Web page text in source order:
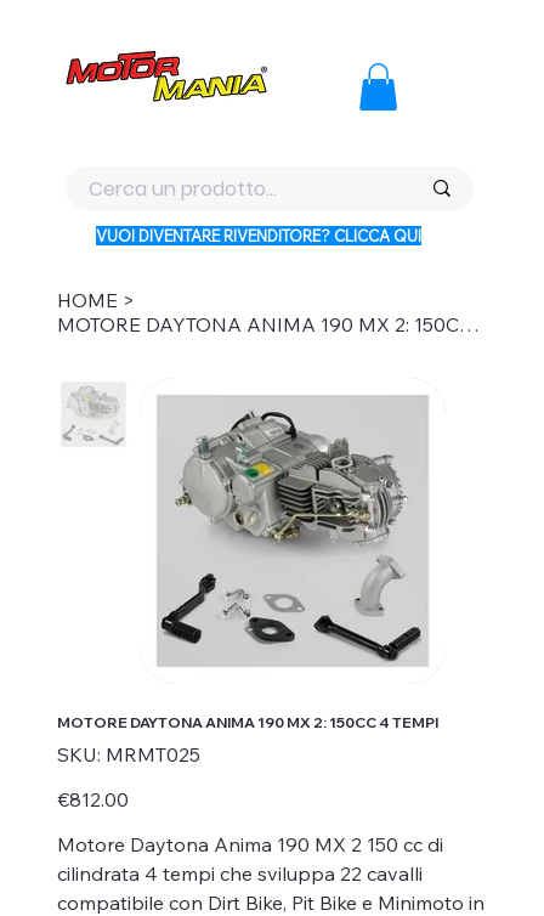
VUOI DIVENTARE RIVENDITORE? CLICCA QUI
HOME >
MOTORE DAYTONA ANIMA 190 MX 2: 150CC 4 TEMPI
MOTORE DAYTONA ANIMA 190 MX 2: 150CC 4 TEMPI
SKU: SKU
MRMT025
MRMT025
Price
€812.00
Motore Daytona Anima 190 MX 2 150 cc di
cilindrata 4 tempi che sviluppa 22 cavalli
compatibile con Dirt Bike, Pit Bike e Minimoto in